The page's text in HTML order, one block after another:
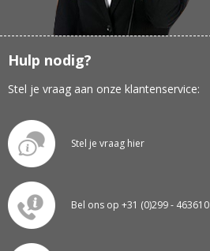
Hulp nodig?
Stel je vraag aan onze klantenservice:
Stel je vraag hier
Bel ons op +31 (0)299 - 463610